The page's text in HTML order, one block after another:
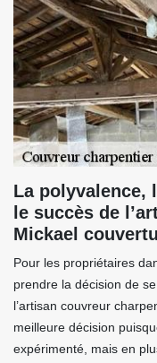
La polyvalence,
le succès de
Mickael
Pour les propriétaires
prendre la décision de
l’artisan couvreur
meilleure décision
expérimenté, mais en